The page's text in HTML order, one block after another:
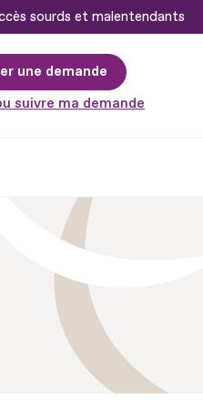
sourds et malentendants
une demande
suivre ma demande